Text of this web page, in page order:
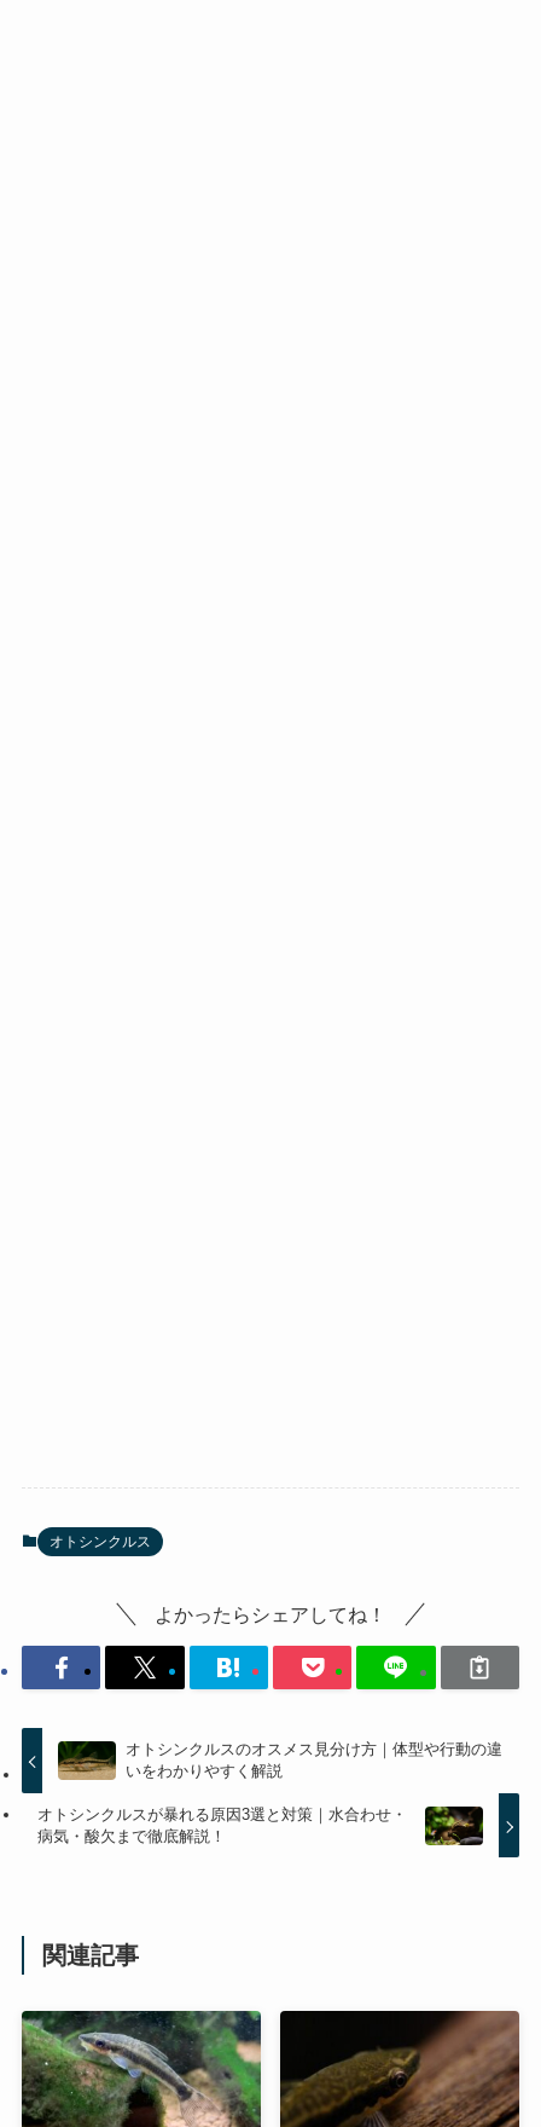
オトシンクルス
よかったらシェアしてね！
オトシンクルスのオスメス見分け方｜体型や行動の違
いをわかりやすく解説
オトシンクルスが暴れる原因3選と対策｜水合わせ・
病気・酸欠まで徹底解説！
関連記事